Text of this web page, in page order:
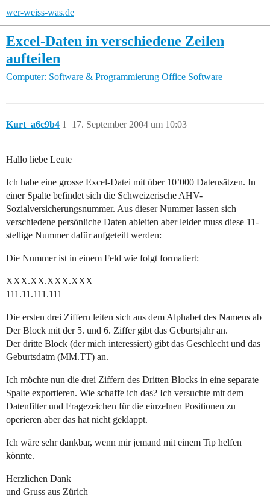
wer-weiss-was.de
Excel-Daten in verschiedene Zeilen
aufteilen
Computer: Software & Programmierung Office Software
Kurt_a6c9b4 17. September 2004 um 10:03
1
Hallo liebe Leute
Ich habe eine grosse Excel-Datei mit über 10’000 Datensätzen. In
einer Spalte befindet sich die Schweizerische AHV-
Sozialversicherungsnummer. Aus dieser Nummer lassen sich
verschiedene persönliche Daten ableiten aber leider muss diese 11-
stellige Nummer dafür aufgeteilt werden:
Die Nummer ist in einem Feld wie folgt formatiert:
XXX.XX.XXX.XXX
111.11.111.111
Die ersten drei Ziffern leiten sich aus dem Alphabet des Namens ab
Der Block mit der 5. und 6. Ziffer gibt das Geburtsjahr an.
Der dritte Block (der mich interessiert) gibt das Geschlecht und das
Geburtsdatm (MM.TT) an.
Ich möchte nun die drei Ziffern des Dritten Blocks in eine separate
Spalte exportieren. Wie schaffe ich das? Ich versuchte mit dem
Datenfilter und Fragezeichen für die einzelnen Positionen zu
operieren aber das hat nicht geklappt.
Ich wäre sehr dankbar, wenn mir jemand mit einem Tip helfen
könnte.
Herzlichen Dank
und Gruss aus Zürich